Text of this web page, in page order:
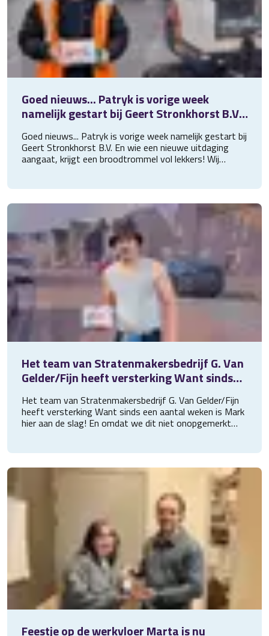
Goed nieuws... Patryk is vorige week
namelijk gestart bij Geert Stronkhorst B.V.
krijgt een
Goed nieuws... Patryk is vorige week namelijk gestart bij
Geert Stronkhorst B.V. En wie een nieuwe uitdaging
aangaat, krijgt een broodtrommel vol lekkers! Wij
Het team van Stratenmakersbedrijf G. Van
Gelder/Fijn heeft versterking Want sinds
En
Het team van Stratenmakersbedrijf G. Van Gelder/Fijn
heeft versterking Want sinds een aantal weken is Mark
hier aan de slag! En omdat we dit niet onopgemerkt
succes bij zijn nieuwe baan!
Feestje op de werkvloer Marta is nu